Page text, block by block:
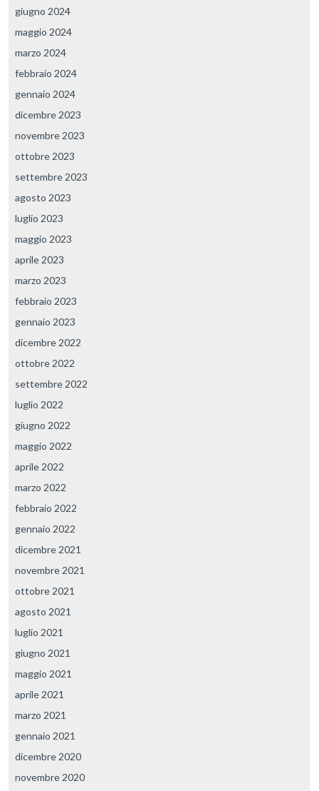
giugno 2024
maggio 2024
marzo 2024
febbraio 2024
gennaio 2024
dicembre 2023
novembre 2023
ottobre 2023
settembre 2023
agosto 2023
luglio 2023
maggio 2023
aprile 2023
marzo 2023
febbraio 2023
gennaio 2023
dicembre 2022
ottobre 2022
settembre 2022
luglio 2022
giugno 2022
maggio 2022
aprile 2022
marzo 2022
febbraio 2022
gennaio 2022
dicembre 2021
novembre 2021
ottobre 2021
agosto 2021
luglio 2021
giugno 2021
maggio 2021
aprile 2021
marzo 2021
gennaio 2021
dicembre 2020
novembre 2020